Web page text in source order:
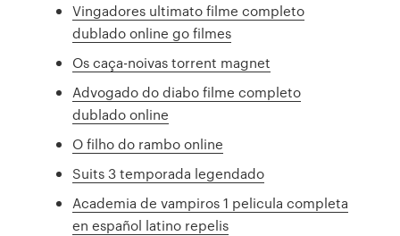
Vingadores ultimato filme completo
dublado online go filmes
Os caça-noivas torrent magnet
Advogado do diabo filme completo
dublado online
O filho do rambo online
Suits 3 temporada legendado
Academia de vampiros 1 pelicula completa
en español latino repelis